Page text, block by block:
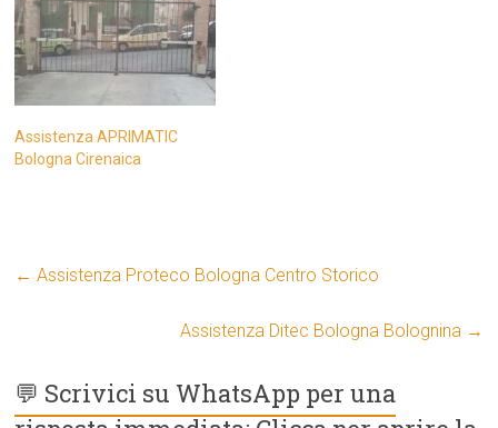
Assistenza APRIMATIC
Bologna Cirenaica
← Assistenza Proteco Bologna Centro Storico
Assistenza Ditec Bologna Bolognina →
💬 Scrivici su WhatsApp per una